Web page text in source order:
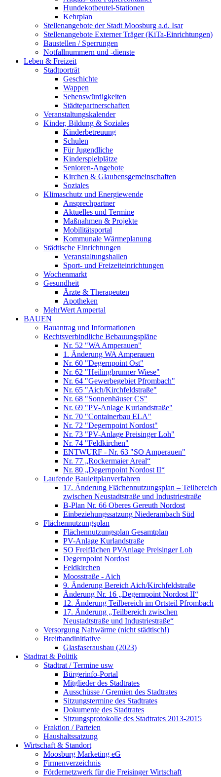
Hundekotbeutel-Stationen
Kehrplan
Stellenangebote der Stadt Moosburg a.d. Isar
Stellenangebote Externer Träger (KiTa-Einrichtungen)
Baustellen / Sperrungen
Notfallnummern und -dienste
Leben & Freizeit
Stadtporträt
Geschichte
Wappen
Sehenswürdigkeiten
Städtepartnerschaften
Veranstaltungskalender
Kinder, Bildung & Soziales
Kinderbetreuung
Schulen
Für Jugendliche
Kinderspielplätze
Senioren-Angebote
Kirchen & Glaubensgemeinschaften
Soziales
Klimaschutz und Energiewende
Ansprechpartner
Aktuelles und Termine
Maßnahmen & Projekte
Mobilitätsportal
Kommunale Wärmeplanung
Städtische Einrichtungen
Veranstaltungshallen
Sport- und Freizeiteinrichtungen
Wochenmarkt
Gesundheit
Ärzte & Therapeuten
Apotheken
MehrWert Ampertal
BAUEN
Bauantrag und Informationen
Rechtsverbindliche Bebauungspläne
Nr. 52 "WA Amperauen"
1. Änderung WA Amperauen
Nr. 60 "Degernpoint Ost"
Nr. 62 "Heilingbrunner Wiese"
Nr. 64 "Gewerbegebiet Pfrombach"
Nr. 65 "Aich/Kirchfeldstraße"
Nr. 68 "Sonnenhäuser CS"
Nr. 69 "PV-Anlage Kurlandstraße"
Nr. 70 "Containerbau ELA"
Nr. 72 "Degernpoint Nordost"
Nr. 73 "PV-Anlage Preisinger Loh"
Nr. 74 "Feldkirchen"
ENTWURF - Nr. 63 "SO Amperauen"
Nr. 77 „Rockermaier Areal“
Nr. 80 „Degernpoint Nordost II“
Laufende Bauleitplanverfahren
17. Änderung Flächennutzungsplan – Teilbereich
zwischen Neustadtstraße und Industriestraße
B-Plan Nr. 66 Oberes Gereuth Nordost
Einbeziehungssatzung Niederambach Süd
Flächennutzungsplan
Flächennutzungsplan Gesamtplan
PV-Anlage Kurlandstraße
SO Freiflächen PV­Anlage Preisinger Loh
Degernpoint Nordost
Feldkirchen
Moosstraße - Aich
9. Änderung Bereich Aich/Kirchfeldstraße
Änderung Nr. 16 „Degernpoint Nordost II“
12. Änderung Teilbereich im Ortsteil Pfrombach
17. Änderung „Teilbereich zwischen
Neustadtstraße und Industriestraße“
Versorgung Nahwärme (nicht städtisch!)
Breitbandinitiative
Glasfaserausbau (2023)
Stadtrat & Politik
Stadtrat / Termine usw
Bürgerinfo-Portal
Mitglieder des Stadtrates
Ausschüsse / Gremien des Stadtrates
Sitzungstermine des Stadtrates
Dokumente des Stadtrates
Sitzungsprotokolle des Stadtrates 2013-2015
Fraktion / Parteien
Haushaltssatzung
Wirtschaft & Standort
Moosburg Marketing eG
Firmenverzeichnis
Fördernetzwerk für die Freisinger Wirtschaft